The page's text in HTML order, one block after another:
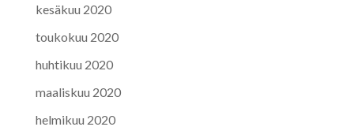
kesäkuu 2020
toukokuu 2020
huhtikuu 2020
maaliskuu 2020
helmikuu 2020